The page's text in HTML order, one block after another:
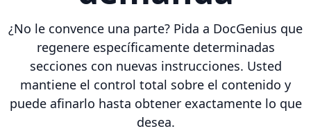
¿No le convence una parte? Pida a DocGenius que
regenere específicamente determinadas
secciones con nuevas instrucciones. Usted
mantiene el control total sobre el contenido y
puede afinarlo hasta obtener exactamente lo que
desea.